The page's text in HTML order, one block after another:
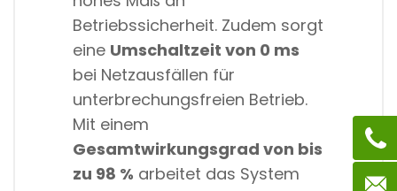
Betriebssicherheit. Zudem sorgt
eine Umschaltzeit von 0 ms
bei Netzausfällen für
unterbrechungsfreien Betrieb.
Mit einem
Gesamtwirkungsgrad von bis
zu 98 % arbeitet das System